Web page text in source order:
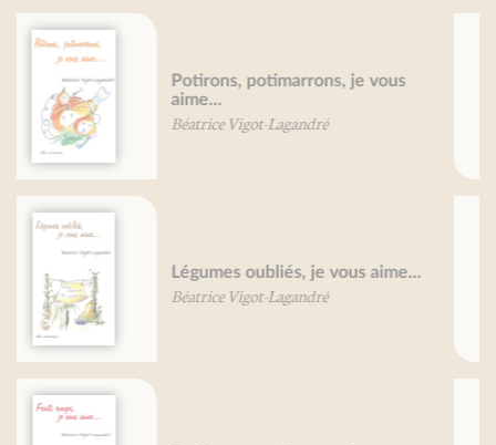
Petit traité du cognac
Françoise Barbin-Lécrevisse
Petit traité de l'huile d'olive
Martine Agrech